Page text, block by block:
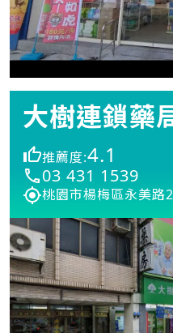
大樹連鎖藥
推薦度:4.1
03 431 1539
桃園市楊梅區永美路